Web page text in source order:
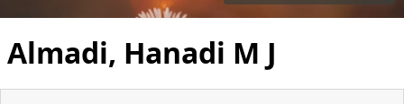
Almadi, Hanadi M J